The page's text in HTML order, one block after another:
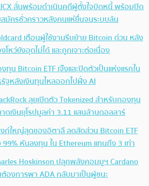
ลั่นพร้อมดำเนินคดีผู้ตั้งใจบิดหนี้ พร้อมปิด
มัครชั่วคราวหลังคนแห่ยื่นจนระบบล้น
เตือนผู้ใช้งานรีบย้าย Bitcoin ด่วน หลัง
โหว่ยังอุดไม่ได้ และถูกเจาะต่อเนื่อง
ทุน Bitcoin ETF เจ๊งและปิดตัวเป็นแห่งแรกใน
ฐหลังเงินทุนไหลออกไปฝั่ง AI
ลุยเปิดตัว Tokenized สำหรับกองทุน
ดเงินยุโรปมูลค่า 3.11 แสนล้านดอลลาร์
ก์ใหญ่สุดของอิตาลี ลดสัดส่วน Bitcoin ETF
99% หันลงทุน ใน Ethereum แทนถึง 3 เท่า
Hoskinson ปลุกพลังคอมมูฯ Cardano
องการพา ADA กลับมาเป็นผู้ชนะ